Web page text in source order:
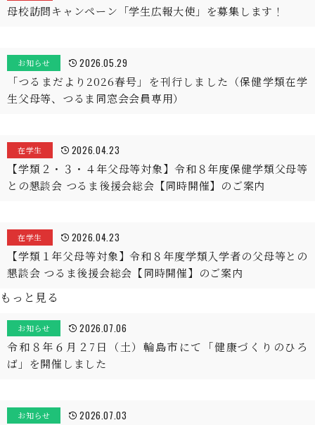
母校訪問キャンペーン「学生広報大使」を募集します！
お知らせ 2026.05.29
「つるまだより2026春号」を刊行しました（保健学類在学
生父母等、つるま同窓会会員専用）
在学生 2026.04.23
【学類２・３・４年父母等対象】令和８年度保健学類父母等
との懇談会 つるま後援会総会【同時開催】のご案内
在学生 2026.04.23
【学類１年父母等対象】令和８年度学類入学者の父母等との
懇談会 つるま後援会総会【同時開催】のご案内
もっと見る
お知らせ 2026.07.06
令和８年６月２7日（土）輪島市にて「健康づくりのひろ
ば」を開催しました
お知らせ 2026.07.03